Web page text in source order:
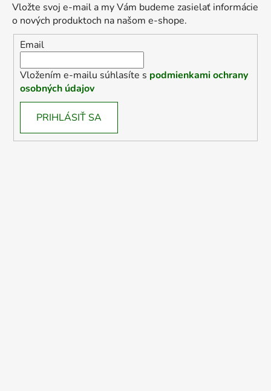
Vložte svoj e-mail a my Vám budeme zasielať informácie
o nových produktoch na našom e-shope.
Email
Vložením e-mailu súhlasíte s podmienkami ochrany
osobných údajov
PRIHLÁSIŤ SA